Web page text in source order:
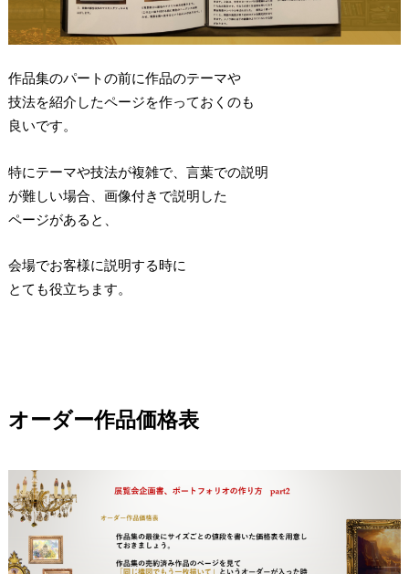
作品集のパートの前に作品のテーマや
技法を紹介したページを作っておくのも
良いです。
特にテーマや技法が複雑で、言葉での説明
が難しい場合、画像付きで説明した
ページがあると、
会場でお客様に説明する時に
とても役立ちます。
オーダー作品価格表